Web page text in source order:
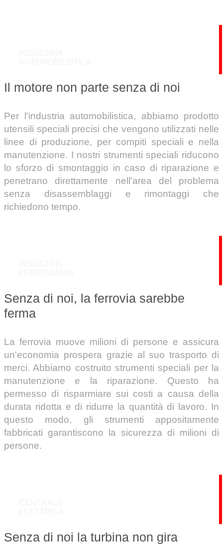
Il motore non parte senza di noi
Per l'industria automobilistica, abbiamo prodotto
utensili speciali precisi che vengono utilizzati nelle
linee di produzione, per compiti speciali e nella
manutenzione. I nostri strumenti speciali riducono
lo sforzo di smontaggio in caso di riparazione e
penetrano direttamente nell'area del problema
senza disassemblaggi e rimontaggi che
richiedono tempo.
Senza di noi, la ferrovia sarebbe
ferma
La ferrovia muove milioni di persone e assicura
un'economia prospera grazie al suo trasporto di
merci. Abbiamo costruito strumenti speciali per la
manutenzione e la riparazione. Questo ha
permesso di risparmiare sui costi a causa della
durata ridotta e di ridurre la quantità di lavoro. In
questo modo, gli strumenti appositamente
fabbricati garantiscono la sicurezza di milioni di
persone.
Senza di noi la turbina non gira